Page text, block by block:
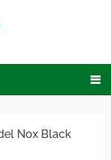
Nox Black